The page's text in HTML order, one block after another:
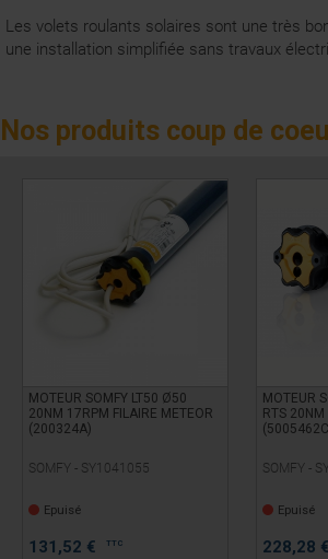
Les volets roulants solaires sont une très
une installation simplifiée sans travaux
Nos produits coup de
MOTEUR SOMFY LT50 Ø50
20NM 17RPM FILAIRE METEOR
(200324A)
SOMFY - SY1041055
Epuisé
131,52 € TTC
MOTEUR
RTS
SOMFY -
Epuisé
228,28 €